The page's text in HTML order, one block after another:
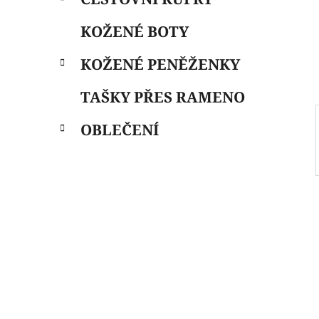
p
l
KOŽENÉ BOTY
KOŽENÉ PENĚŽENKY
TAŠKY PŘES RAMENO
OBLEČENÍ